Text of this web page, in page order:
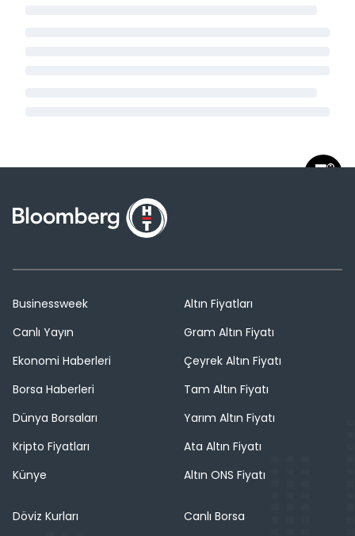
Businessweek
Canlı Yayın
Ekonomi Haberleri
Borsa Haberleri
Dünya Borsaları
Kripto Fiyatları
Künye
Altın Fiyatları
Gram Altın Fiyatı
Çeyrek Altın Fiyatı
Tam Altın Fiyatı
Yarım Altın Fiyatı
Ata Altın Fiyatı
Altın ONS Fiyatı
Döviz Kurları
Canlı Borsa